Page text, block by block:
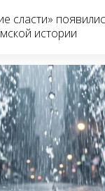
сласти»
истории